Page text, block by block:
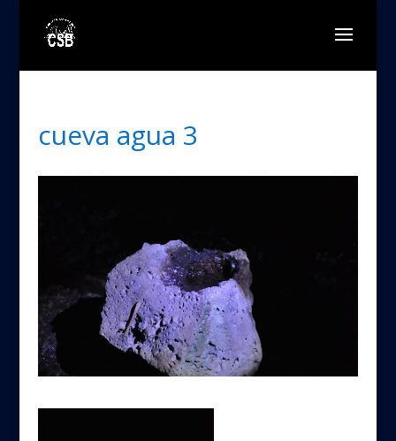
cueva agua 3